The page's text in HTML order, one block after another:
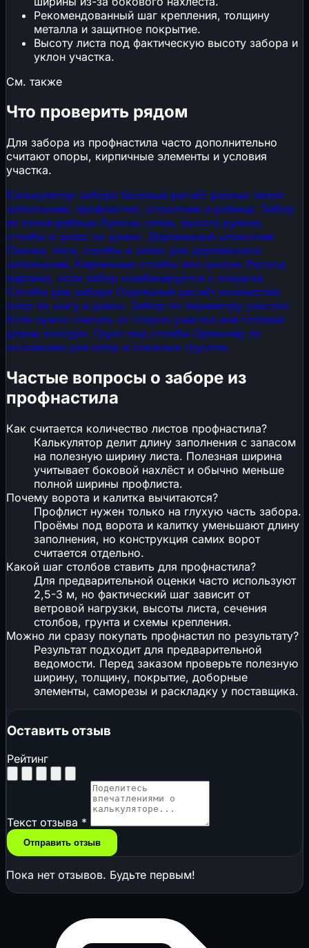
Рекомендованный шаг крепления, толщину
металла и защитное покрытие.
Высоту листа под фактическую высоту забора и
уклон участка.
См. также
Что проверить рядом
Для забора из профнастила часто дополнительно
считают опоры, кирпичные элементы и условия
участка.
Калькулятор забора Базовый расчёт разных типов
заполнения: профнастил, штакетник и рабица. Забор
из сетки-рабицы Рулоны сетки, высота рулона,
столбы и запас по длине. Деревянный штакетник
Планки, лаги, столбы и запас для деревянного
заполнения. Кирпичные столбы или цоколь Расход
кирпича, если забор комбинируется с кладкой.
Столбы для забора Отдельный расчёт количества
опор по шагу и длине. Забор по периметру участка
Если нужно считать от сторон участка или готовой
длины контура. Грунт под столбы Ориентир по
основанию для опор и сложных грунтов.
Частые вопросы о заборе из
профнастила
Как считается количество листов профнастила?
Калькулятор делит длину заполнения с запасом
на полезную ширину листа. Полезная ширина
учитывает боковой нахлёст и обычно меньше
полной ширины профлиста.
Почему ворота и калитка вычитаются?
Профлист нужен только на глухую часть забора.
Проёмы под ворота и калитку уменьшают длину
заполнения, но конструкция самих ворот
считается отдельно.
Какой шаг столбов ставить для профнастила?
Для предварительной оценки часто используют
2,5-3 м, но фактический шаг зависит от
ветровой нагрузки, высоты листа, сечения
столбов, грунта и схемы крепления.
Можно ли сразу покупать профнастил по результату?
Результат подходит для предварительной
ведомости. Перед заказом проверьте полезную
ширину, толщину, покрытие, доборные
элементы, саморезы и раскладку у поставщика.
Оставить отзыв
Рейтинг
Текст отзыва *
Отправить отзыв
Пока нет отзывов. Будьте первым!